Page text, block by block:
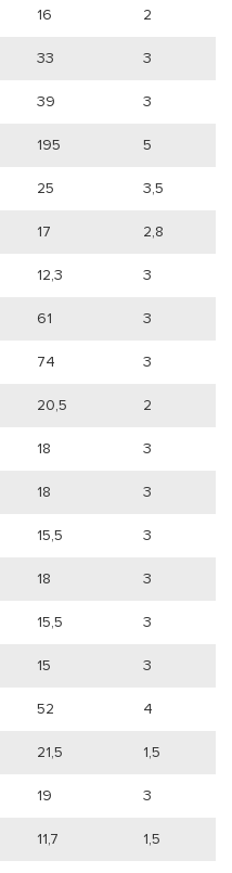
16 2
33 3
39 3
195 5
25 3,5
17 2,8
12,3 3
61 3
74 3
20,5 2
18 3
18 3
15,5 3
18 3
15,5 3
15 3
52 4
21,5 1,5
19 3
11,7 1,5